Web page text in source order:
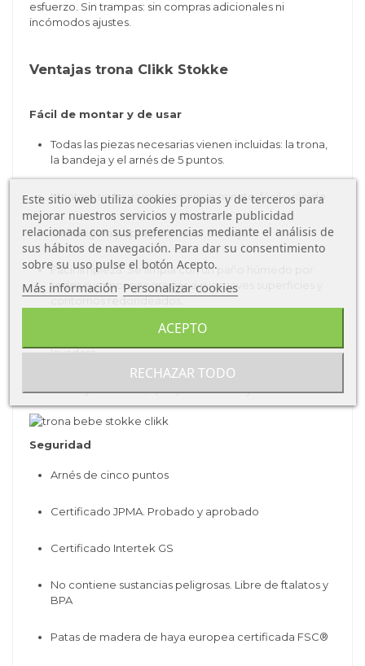
esfuerzo. Sin trampas: sin compras adicionales ni
incómodos ajustes.
Ventajas trona Clikk Stokke
Fácil de montar y de usar
Todas las piezas necesarias vienen incluidas: la trona,
la bandeja y el arnés de 5 puntos.
Montaje sin herramientas en un minuto; fácil y rápido
Trona ligera y apta para llevar de viaje
Fácil limpieza. Se limpia con un paño húmedo por
todos sus rincones gracias a sus suaves superficies y
contornos redondeados.
Arnés fácil de retirar para su lavado, apto para
lavadora.
Bandeja extraíble, apta para el lavavajillas.
Seguridad
Arnés de cinco puntos
Certificado JPMA. Probado y aprobado
Certificado Intertek GS
No contiene sustancias peligrosas. Libre de ftalatos y
BPA
Patas de madera de haya europea certificada FSC®
Este sitio web utiliza cookies propias y de terceros para
mejorar nuestros servicios y mostrarle publicidad
relacionada con sus preferencias mediante el análisis de
sus hábitos de navegación. Para dar su consentimiento
sobre su uso pulse el botón Acepto.
Más información Personalizar cookies
RECHAZAR TODO
ACEPTO